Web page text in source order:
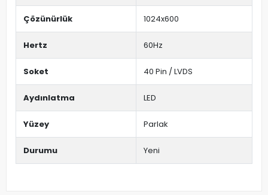
Çözünürlük 1024x600
Hertz 60Hz
Soket 40 Pin / LVDS
Aydınlatma LED
Yüzey Parlak
Durumu Yeni